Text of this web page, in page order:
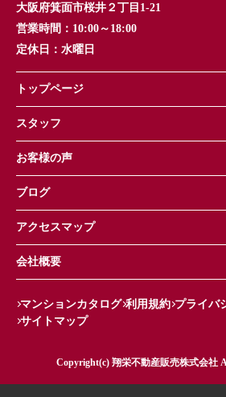
大阪府箕面市桜井２丁目1-21
営業時間： 10:00～18:00
定休日： 水曜日
トップページ
スタッフ
お客様の声
ブログ
アクセスマップ
会社概要
マンションカタログ 利用規約 プライバ
サイトマップ
Copyright(c) 翔栄不動産販売株式会社